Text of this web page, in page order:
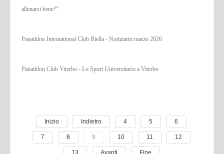
allenarsi bene?”.
Panathlon International Club Biella - Notiziario marzo 2026
Panathlon Club Viterbo - Lo Sport Universitario a Viterbo
Inizio Indietro 4 5 6
7 8 9 10 11 12
13 Avanti Fine